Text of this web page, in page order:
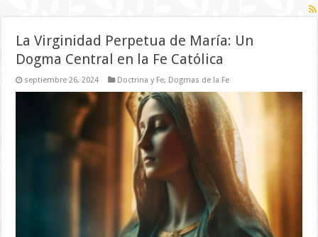
La Virginidad Perpetua de María: Un
Dogma Central en la Fe Católica
septiembre 26, 2024 Doctrina y Fe, Dogmas de la Fe